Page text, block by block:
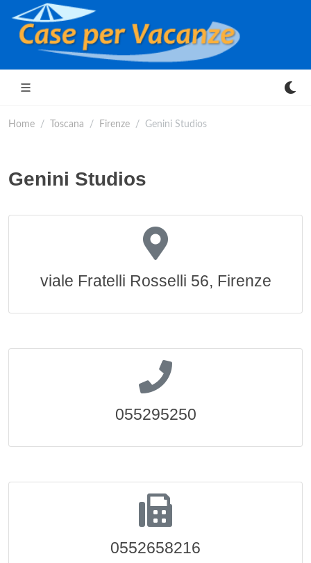
Home Toscana Firenze Genini Studios
Genini Studios
viale Fratelli Rosselli 56, Firenze
055295250
0552658216